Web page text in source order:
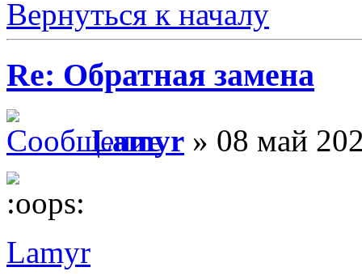
Вернуться к началу
Re: Обратная замена
Lamyr » 08 май
Lamyr